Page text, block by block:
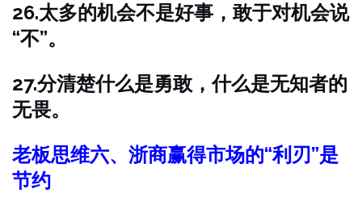
26.太多的机会不是好事，敢于对机会说
“不”。
27.分清楚什么是勇敢，什么是无知者的
无畏。
老板思维六、浙商赢得市场的“利刃”是
节约